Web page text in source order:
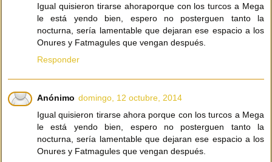
Igual quisieron tirarse ahoraporque con los turcos a Mega
le está yendo bien, espero no posterguen tanto la
nocturna, sería lamentable que dejaran ese espacio a los
Onures y Fatmagules que vengan después.
Responder
Anónimo domingo, 12 octubre, 2014
Igual quisieron tirarse ahora porque con los turcos a Mega
le está yendo bien, espero no posterguen tanto la
nocturna, sería lamentable que dejaran ese espacio a los
Onures y Fatmagules que vengan después.